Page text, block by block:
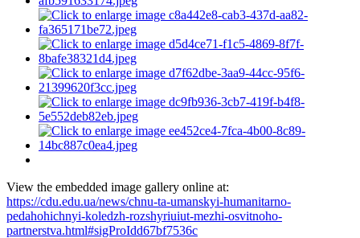
View the embedded image gallery online at:
https://cdu.edu.ua/news/chnu-ta-umanskyi-humanitarno-
pedahohichnyi-koledzh-rozshyriuiut-mezhi-osvitnoho-
partnerstva.html#sigProIdd67bf7536c